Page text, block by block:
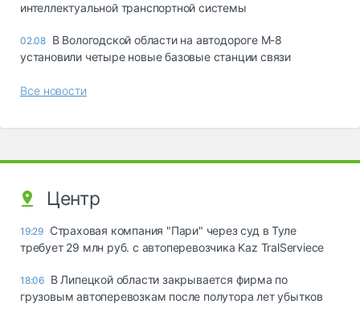
интеллектуальной транспортной системы
02.08 В Вологодской области на автодороге М-8
установили четыре новые базовые станции связи
Все новости
Центр
19:29 Страховая компания "Пари" через суд в Туле
требует 29 млн руб. с автоперевозчика Kaz TralServiece
18:06 В Липецкой области закрывается фирма по
грузовым автоперевозкам после полутора лет убытков